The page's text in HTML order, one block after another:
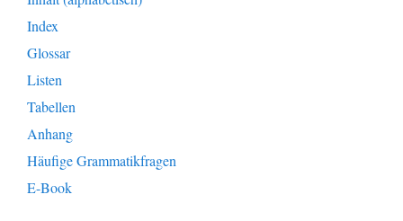
Index
Glossar
Listen
Tabellen
Anhang
Häufige Grammatikfragen
E-Book